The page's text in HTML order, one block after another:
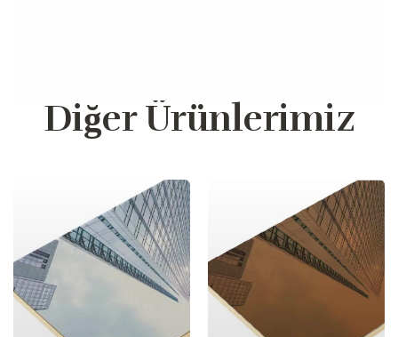
Diğer Ürünlerimiz